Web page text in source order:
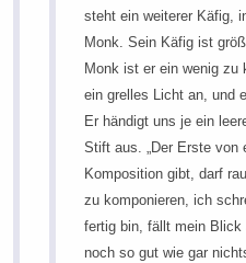
steht ein weiterer Käfig,
Monk. Sein Käfig ist
Monk ist er ein wenig
ein grelles Licht an, und
Er händigt uns je ein
Stift aus. „Der Erste von
Komposition gibt, darf
zu komponieren, ich
fertig bin, fällt mein
noch so gut wie gar